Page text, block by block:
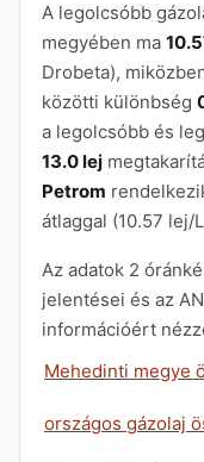
A legolcsóbb
megyében ma
Drobeta),
közötti különbség
a legolcsóbb és
13.0 lej
Petrom
átlaggal (10.57 lej/
Az adatok 2
jelentései és az
információért
Mehedinti megye
országos gázolaj